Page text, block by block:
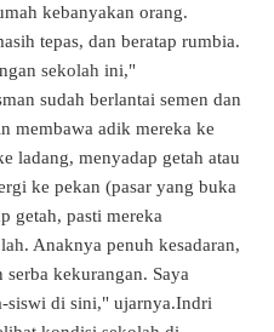
kebanyakan orang.
tepas, dan beratap rumbia.
sekolah ini,"
sudah berlantai semen dan
membawa adik mereka ke
ladang, menyadap getah atau
ke pekan (pasar yang buka
getah, pasti mereka
. Anaknya penuh kesadaran,
kekurangan. Saya
siswi di sini," ujarnya.Indri